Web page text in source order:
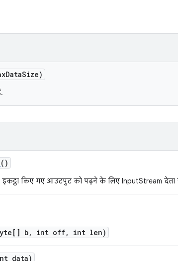
DataSize)
()
इकट्ठा किए गए आउटपुट को पढ़ने के लिए InputStream देता
b, int off, int len)
data)